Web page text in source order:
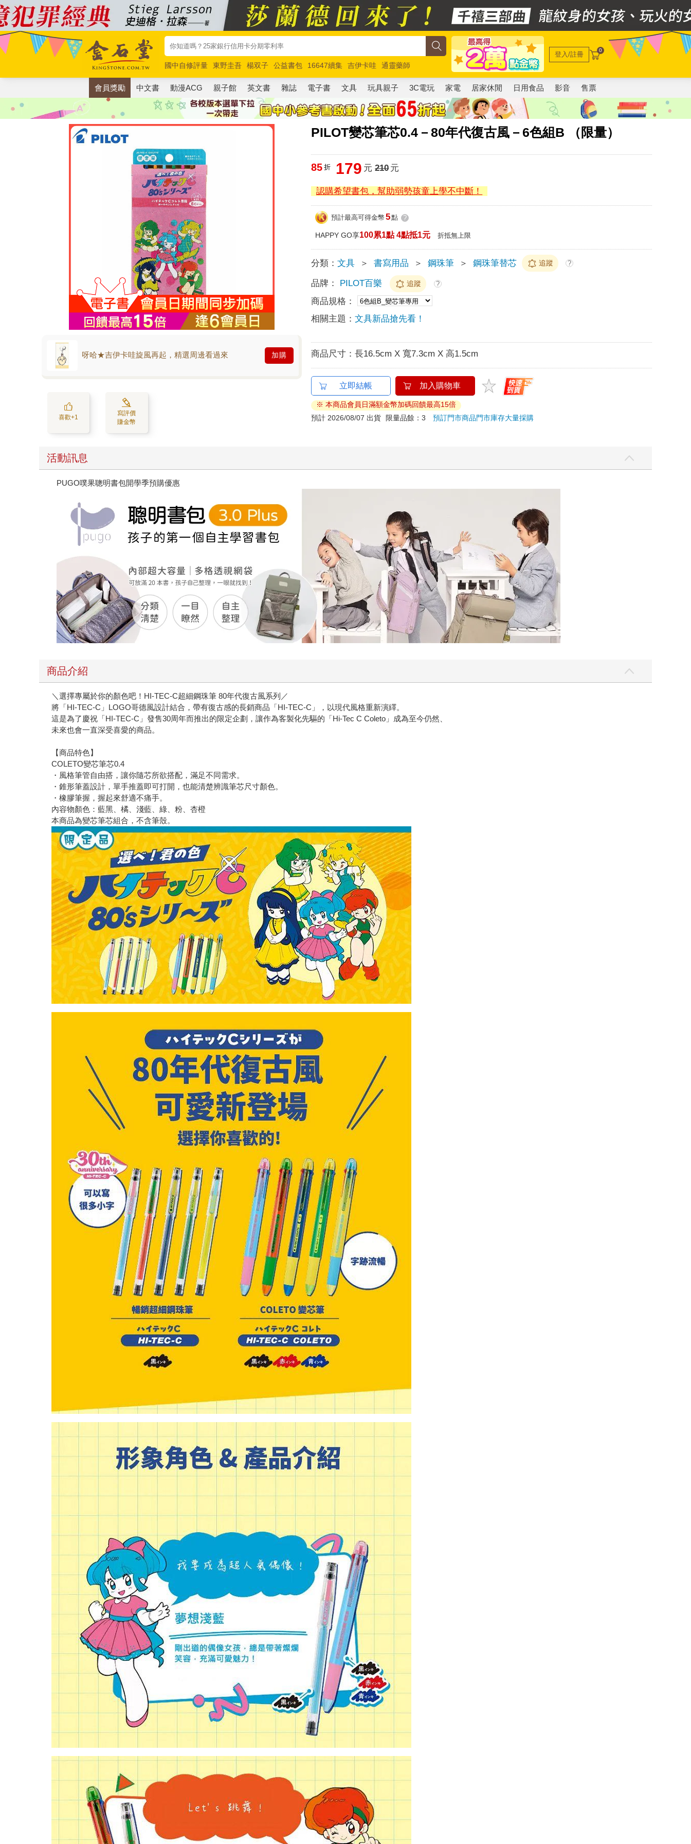
國中自修評量 東野圭吾 楊双子 公益書包 16647續集 吉伊卡哇
通靈藥師
唯紅花綻放
奧德賽 路邊攤新作 馬斯克 玩具總動員5 超慢跑
登入/註冊 0
會員獎勵 中文書 動漫ACG 親子館 英文書 雜誌 電子書 文具 玩具親子 3C電玩 家電 居家休閒 日用食品 影音 售票
PILOT變芯筆芯0.4－80年代復古風－6色組B （限量）
呀哈★吉伊卡哇旋風再起，精選周邊看過來 加購
喜歡+1
寫評價
賺金幣
85 折 179 元 210元
認購希望書包，幫助弱勢孩童上學不中斷！
預計最高可得金幣 5點 ?
HAPPY GO享100累1點 4點抵1元 折抵無上限
分類：文具 ＞ 書寫用品 ＞ 鋼珠筆 ＞ 鋼珠筆替芯 追蹤 ?
品牌： PILOT百樂 追蹤 ?
商品規格：
相關主題：文具新品搶先看！
商品尺寸：長16.5cm X 寬7.3cm X 高1.5cm
立即結帳 加入購物車
※ 本商品會員日滿額金幣加碼回饋最高15倍
預計 2026/08/07 出貨
限量品餘：3預訂門市商品門市庫存大量採購
活動訊息
PUGO噗果聰明書包開學季預購優惠
商品介紹
＼選擇專屬於你的顏色吧！HI-TEC-C超細鋼珠筆 80年代復古風系列／
將「HI-TEC-C」LOGO哥德風設計結合，帶有復古感的長銷商品「HI-TEC-C」，以現代風格重新演繹。
這是為了慶祝「HI-TEC-C」發售30周年而推出的限定企劃，讓作為客製化先驅的「Hi-Tec C Coleto」成為至今仍然、
未來也會一直深受喜愛的商品。
【商品特色】
COLETO變芯筆芯0.4
・風格筆管自由搭，讓你隨芯所欲搭配，滿足不同需求。
・錐形筆蓋設計，單手推蓋即可打開，也能清楚辨識筆芯尺寸顏色。
・橡膠筆握，握起來舒適不痛手。
內容物顏色：藍黑、橘、淺藍、綠、粉、杏橙
本商品為變芯筆芯組合，不含筆殼。